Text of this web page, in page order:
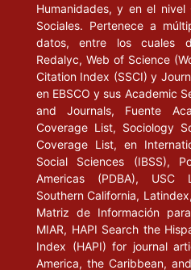
Humanidades, y en el
Sociales. Pertenece a
datos, entre los cuales
Redalyc, Web of Science
Citation Index (SSCI) y
en EBSCO y sus Academic
and Journals, Fuente
Coverage List, Sociology
Coverage List, en
Social Sciences (IBSS),
Americas (PDBA), USC
Southern California,
Matriz de Información
MIAR, HAPI Search the
Index (HAPI) for journal
America, the Caribbean,